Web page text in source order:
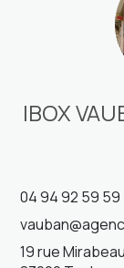
IBOX
04 94 92 59 59
19 rue Mirabeau